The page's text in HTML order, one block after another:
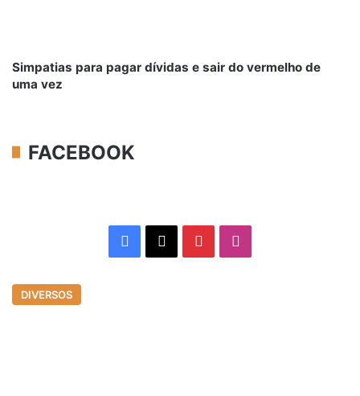
Simpatias para pagar dívidas e sair do vermelho de
uma vez
FACEBOOK
Facebook
X Pinterest
DIVERSOS